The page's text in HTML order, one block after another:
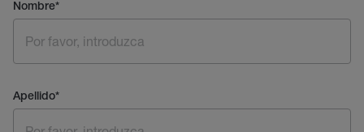
Nombre*
Apellido*